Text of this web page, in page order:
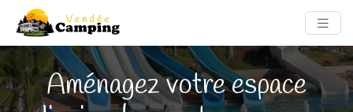
Aménagez votre espace